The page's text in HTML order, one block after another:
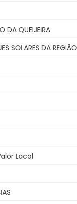
DA QUEIJEIRA
SOLARES DA REGIÃO
Local